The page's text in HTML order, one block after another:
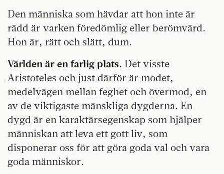
Den människa som hävdar att hon inte är
rädd är varken föredömlig eller berömvärd.
Hon är, rätt och slätt, dum.
Världen är en farlig plats. Det visste
Aristoteles och just därför är modet,
medelvägen mellan feghet och övermod, en
av de viktigaste mänskliga dygderna. En
dygd är en karaktärsegenskap som hjälper
människan att leva ett gott liv, som
disponerar oss för att göra goda val och vara
goda människor.